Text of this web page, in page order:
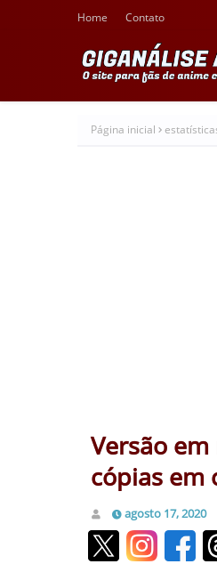
Home Contato
Página inicial
Versão
cópias em
agosto 17, 2020